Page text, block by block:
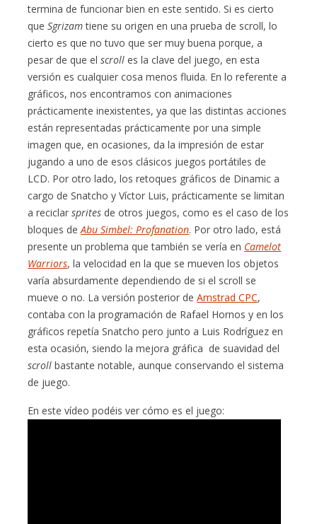
termina de funcionar bien en este sentido. Si es cierto
queSgrizamtiene su origen en una prueba de scroll, lo
cierto es que no tuvo que ser muy buena porque, a
pesar de que elscroll es la clave del juego, en esta
versión es cualquier cosa menos fluida. En lo referente a
gráficos, nos encontramos con animaciones
prácticamente inexistentes, ya que las distintas acciones
están representadas prácticamente por una simple
imagen que, en ocasiones, da la impresión de estar
jugando a uno de esos clásicos juegos portátiles de
LCD. Por otro lado, los retoques gráficos de Dinamic a
cargo de Snatcho y Víctor Luis, prácticamente se limitan
a reciclarsprites de otros juegos, como es el caso de los
bloques deAbu Simbel: Profanation. Por otro lado, está
presente un problema que también se vería en Camelot
Warriors, la velocidad en la que se mueven los objetos
varía absurdamente dependiendo de si el scroll se
mueve o no. La versión posterior deAmstrad CPC,
contaba con la programación de Rafael Hornos y en los
gráficos repetía Snatcho pero junto a Luis Rodríguez en
esta ocasión, siendo la mejora gráfica de suavidad del
scroll bastante notable, aunque conservando el sistema
de juego.
En este vídeo podéis ver cómo es el juego: